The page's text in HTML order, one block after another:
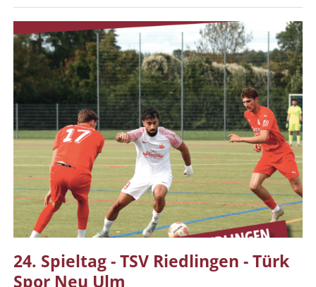
24. Spieltag - TSV Riedlingen - Türk
Spor Neu Ulm